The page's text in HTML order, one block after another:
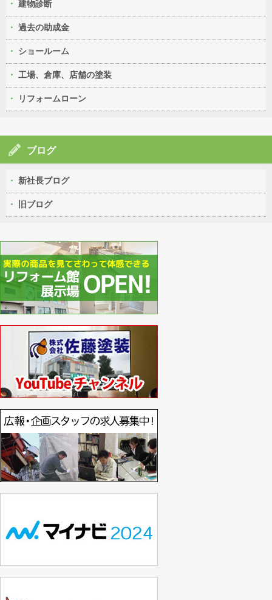
建物診断
過去の助成金
ショールーム
工場、倉庫、店舗の塗装
リフォームローン
ブログ
新社長ブログ
旧ブログ